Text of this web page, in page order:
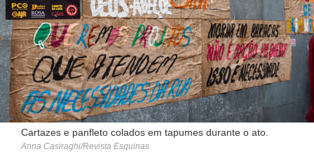
Cartazes e panfleto colados em tapumes durante o ato.
Anna Casiraghi/Revista Esquinas